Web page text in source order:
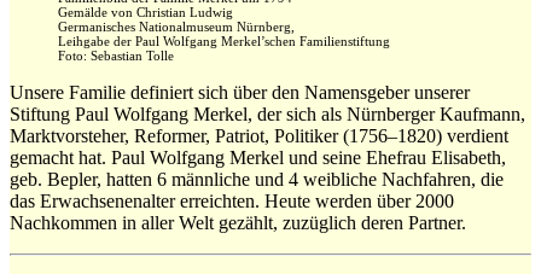
Gemälde von Christian Ludwig
Germanisches Nationalmuseum Nürnberg,
Leihgabe der Paul Wolfgang Merkel’schen Familienstiftung
Foto: Sebastian Tolle
Unsere Familie definiert sich über den Namensgeber unserer
Stiftung Paul Wolfgang Merkel, der sich als Nürnberger Kaufmann,
Marktvorsteher, Reformer, Patriot, Politiker (1756–1820) verdient
gemacht hat. Paul Wolfgang Merkel und seine Ehefrau Elisabeth,
geb. Bepler, hatten 6 männliche und 4 weibliche Nachfahren, die
das Erwachsenenalter erreichten. Heute werden über 2000
Nachkommen in aller Welt gezählt, zuzüglich deren Partner.